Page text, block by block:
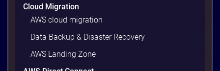
Cloud Migration
AWS cloud migration
Data Backup & Disaster Recovery
AWS Landing Zone